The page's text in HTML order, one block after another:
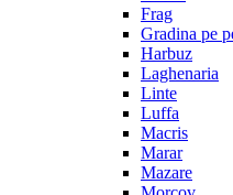
Frag
Gradina pe
Harbuz
Laghenaria
Linte
Luffa
Macris
Marar
Mazare